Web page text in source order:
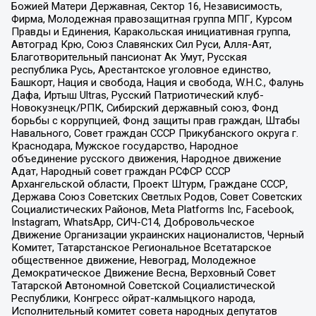
Божией Матери Державная, Сектор 16, Независимость,
Фирма, Молодежная правозащитная группа МПГ, Курсом
Правды и Единения, Каракольская инициативная группа,
Автоград Крю, Союз Славянских Сил Руси, Алля-Аят,
Благотворительный пансионат Ак Умут, Русская
республика Русь, Арестантское уголовное единство,
Башкорт, Нация и свобода, Нация и свобода, W.H.С., Фалунь
Дафа, Иртыш Ultras, Русский Патриотический клуб-
Новокузнецк/РПК, Сибирский державный союз, Фонд
борьбы с коррупцией, Фонд защиты прав граждан, Штабы
Навального, Совет граждан СССР Прикубанского округа г.
Краснодара, Мужское государство, Народное
объединение русского движения, Народное движение
Адат, Народный совет граждан РСФСР СССР
Архангельской области, Проект Штурм, Граждане СССР,
Держава Союз Советских Светлых Родов, Совет Советских
Социалистических Районов, Meta Platforms Inc, Facebook,
Instagram, WhatsApp, СИЧ-С14, Добровольческое
Движение Организации украинских националистов, Черный
Комитет, Татарстанское Региональное Всетатарское
общественное движение, Невоград, Молодежное
Демократическое Движение Весна, Верховный Совет
Татарской Автономной Советской Социалистической
Республики, Конгресс ойрат-калмыцкого народа,
Исполнительный комитет совета народных депутатов